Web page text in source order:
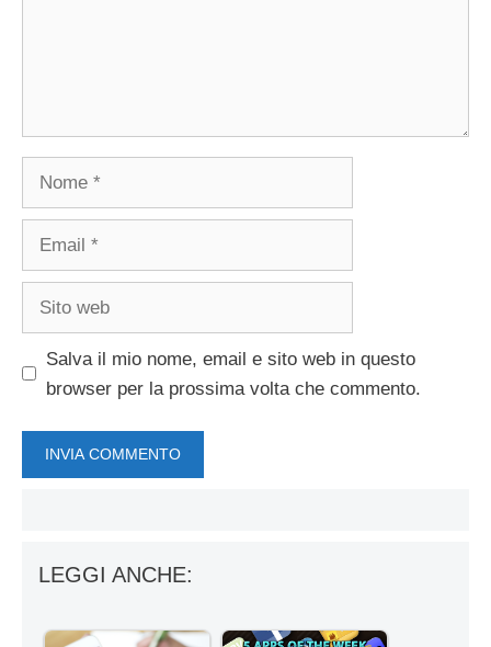
Salva il mio nome, email e sito web in questo
browser per la prossima volta che commento.
LEGGI ANCHE: